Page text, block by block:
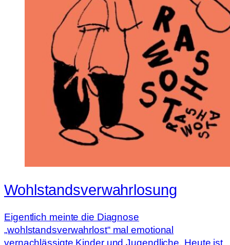
Wohlstandsverwahrlosung
Eigentlich meinte die Diagnose
„wohlstandsverwahrlost“ mal emotional
vernachlässigte Kinder und Jugendliche. Heute ist